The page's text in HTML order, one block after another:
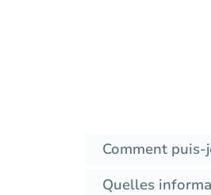
Comment puis-
Quelles